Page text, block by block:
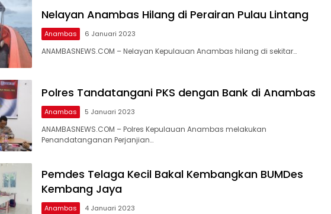
Nelayan Anambas Hilang di Perairan Pulau Lintang
Anambas 6 Januari 2023
ANAMBASNEWS.COM – Nelayan Kepulauan Anambas hilang di sekitar…
Polres Tandatangani PKS dengan Bank di Anambas
Anambas 5 Januari 2023
ANAMBASNEWS.COM – Polres Kepulauan Anambas melakukan
Penandatanganan Perjanjian…
Pemdes Telaga Kecil Bakal Kembangkan BUMDes
Kembang Jaya
Anambas 4 Januari 2023